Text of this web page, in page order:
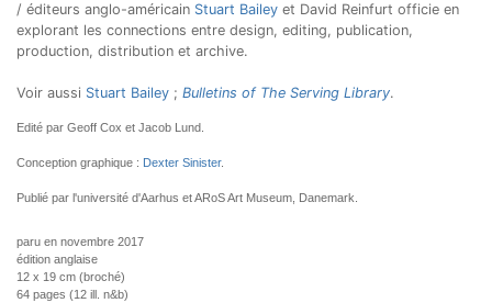
/ éditeurs anglo-américain Stuart Bailey et David Reinfurt officie en
explorant les connections entre design, editing, publication,
production, distribution et archive.
Voir aussi Stuart Bailey ; Bulletins of The Serving Library.
Edité par Geoff Cox et Jacob Lund.
Conception graphique : Dexter Sinister.
Publié par l'université d'Aarhus et ARoS Art Museum, Danemark.
paru en novembre 2017
édition anglaise
12 x 19 cm (broché)
64 pages (12 ill. n&b)